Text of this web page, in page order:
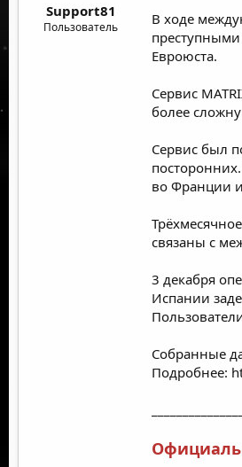
Support81
Пользователь В ходе
Евроюста.
Сервис
более
Сервис был
во Франции
связаны с
3 декабря
Испании
Собранные
Подробнее: